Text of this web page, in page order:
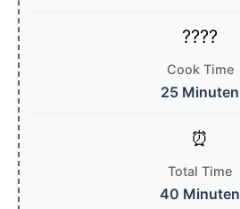
Cook Time
25 Minuten
Total Time
40 Minuten